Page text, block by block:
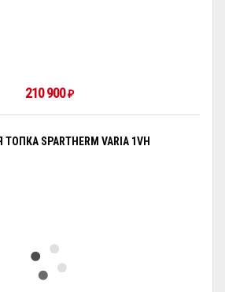
210 900₽
SPARTHERM VARIA 1VH